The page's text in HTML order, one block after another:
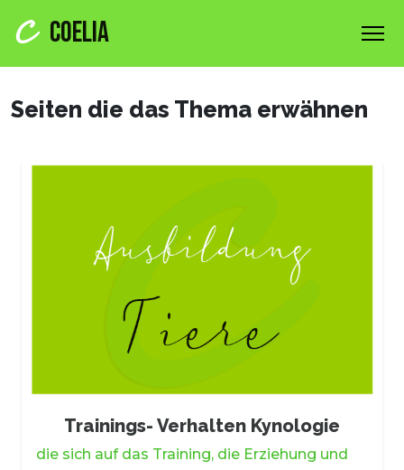
COELIA
Seiten die das Thema erwähnen
Trainings- Verhalten Kynologie
die sich auf das Training, die Erziehung und